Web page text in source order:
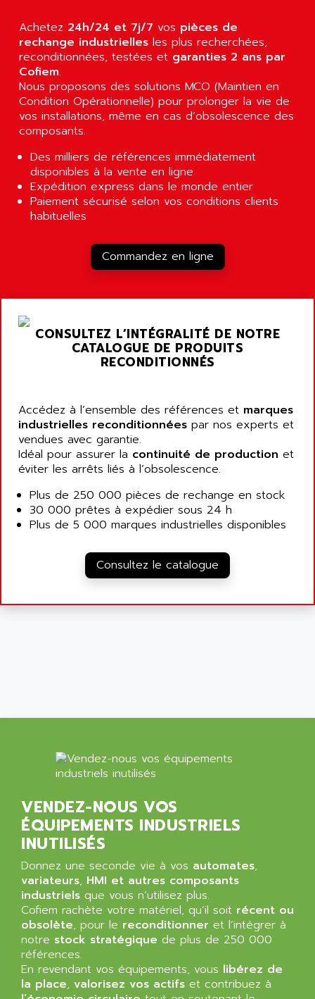
ALPHA SVM
FRENIC
RAC
PUSH BUTTON PANEL
VT170
MENTOR II
CD1-K
SIMATIC MONITOR PANEL
ACS
LCD
PB100
PB 300 / PB 600
SCALANCE
SMC40
SCM50
BKD
A16B
MIDIMASTER VECTOR
MIDIMASTER
SMC200
ADVANTYS TELEFAST
SMC100
ECODRIVE
CHARGEUR
NUM 720
SINUMERIK 802
PCS950
BUC
RAC3
PANELVIEW 550
AC SERVO
AXODYN
SMD
ALPSITEC
ALR
ALRITMA M
ALRO
ALSPA
ALSTEF
ALSTHOM
ALSTHOM ATLANTIQUE
ALSTHOM PARVEX
ALSTOM
ALTIVAR
ALTRAC AG
ALTRONIX
ALUTRON
AMAN
AMAREX
AMAT
AMBERSIL
AMBRESIL
AMC
AMDV
AMERICAN DYNAMICS
AMERICAN MEGATRENDS
AMET
AMETHERM
AMIC TECHNOLOGY
AMK
AMKASYN
AMP
AMP DISPLAY
AMPEREX
AMPEX
AMPHENOL
AMPIRE
AMPLICON
Achetez 24h/24 et 7j/7 vos pièces de
rechange industrielles les plus recherchées,
reconditionnées, testées et garanties 2 ans par
Cofiem.
Nous proposons des solutions MCO (Maintien en
Condition Opérationnelle) pour prolonger la vie de
vos installations, même en cas d’obsolescence des
composants.
Des milliers de références immédiatement
disponibles à la vente en ligne
Expédition express dans le monde entier
Paiement sécurisé selon vos conditions clients
habituelles
Commandez en ligne
CONSULTEZ L’INTÉGRALITÉ DE NOTRE
CATALOGUE DE PRODUITS
RECONDITIONNÉS
Accédez à l’ensemble des références et marques
industrielles reconditionnées par nos experts et
vendues avec garantie.
Idéal pour assurer la continuité de production et
éviter les arrêts liés à l’obsolescence.
Plus de 250 000 pièces de rechange en stock
30 000 prêtes à expédier sous 24 h
Plus de 5 000 marques industrielles disponibles
Consultez le catalogue
VENDEZ-NOUS VOS
ÉQUIPEMENTS INDUSTRIELS
INUTILISÉS
Donnez une seconde vie à vos automates,
variateurs, HMI et autres composants
industriels que vous n’utilisez plus.
Cofiem rachète votre matériel, qu’il soit récent ou
obsolète, pour le reconditionner et l’intégrer à
notre stock stratégique de plus de 250 000
références.
En revendant vos équipements, vous libérez de
la place, valorisez vos actifs et contribuez à